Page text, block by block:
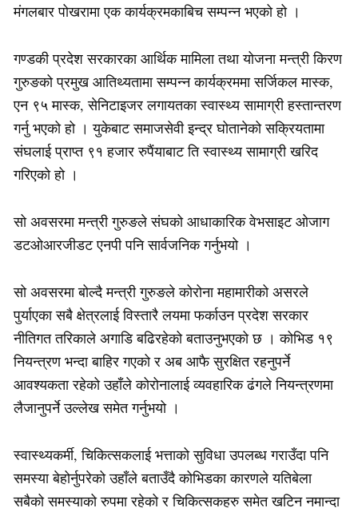
मंगलबार पोखरामा एक कार्यक्रमकाबिच सम्पन्न भएको हो ।
गण्डकी प्रदेश सरकारका आर्थिक मामिला तथा योजना मन्त्री किरण
गुरुङको प्रमुख आतिथ्यतामा सम्पन्न कार्यक्रममा सर्जिकल मास्क,
एन ९५ मास्क, सेनिटाइजर लगायतका स्वास्थ्य सामाग्री हस्तान्तरण
गर्नु भएको हो । युकेबाट समाजसेवी इन्द्र घोतानेको सक्रियतामा
संघलाई प्राप्त ९१ हजार रुपैंयाबाट ति स्वास्थ्य सामाग्री खरिद
गरिएको हो ।
सो अवसरमा मन्त्री गुरुङले संघको आधाकारिक वेभसाइट ओजाग
डटओआरजीडट एनपी पनि सार्वजनिक गर्नुभयो ।
सो अवसरमा बोल्दै मन्त्री गुरुङले कोरोना महामारीको असरले
पुर्याएका सबै क्षेत्रलाई विस्तारै लयमा फर्काउन प्रदेश सरकार
नीतिगत तरिकाले अगाडि बढिरहेको बताउनुभएको छ । कोभिड १९
नियन्त्रण भन्दा बाहिर गएको र अब आफै सुरक्षित रहनुपर्ने
आवश्यकता रहेको उहाँले कोरोनालाई व्यवहारिक ढंगले नियन्त्रणमा
लैजानुपर्ने उल्लेख समेत गर्नुभयो ।
स्वास्थ्यकर्मी, चिकित्सकलाई भत्ताको सुविधा उपलब्ध गराउँदा पनि
समस्या बेहोर्नुपरेको उहाँले बताउँदै कोभिडका कारणले यतिबेला
सबैको समस्याको रुपमा रहेको र चिकित्सकहरु समेत खटिन नमान्दा